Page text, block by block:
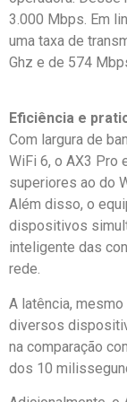
3.000 Mbps. Em
uma taxa de
Ghz e de 574
Eficiência e
Com largura de
WiFi 6, o AX3 Pro
superiores ao do
Além disso, o
dispositivos
inteligente das
rede.
A latência,
diversos
na comparação
dos 10